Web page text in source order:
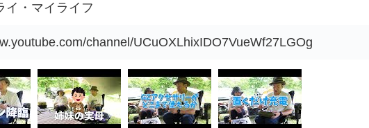
イ・マイライフ
channel/UCuOXLhixIDO7VueWf27LGOg